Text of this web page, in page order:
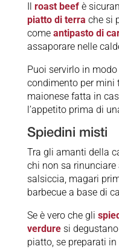
roast beefè
piatto di terra che si
come antipasto di
assaporare nelle
Puoi servirlo in
condimento per mini
maionese fatta in
l’appetito prima di
Spiedini misti
Tra gli amanti della
chi non sa
salsiccia, magari
barbecue a base di
Se è vero che gli
verduresi
piatto, se preparati